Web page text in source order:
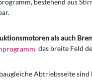
bestehend aus
als auch
das breite Feld
Abtriebsseite